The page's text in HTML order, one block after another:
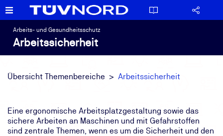
Arbeits- und Gesundheitsschutz
Arbeitssicherheit
Übersicht Themenbereiche Arbeitssicherheit
Eine ergonomische Arbeitsplatzgestaltung sowie das
sichere Arbeiten an Maschinen und mit Gefahrstoffen
sind zentrale Themen, wenn es um die Sicherheit und den